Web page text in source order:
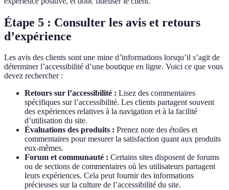
Étape 5 : Consulter les avis et retours
d’expérience
Les avis des clients sont une mine d’informations lorsqu’il s’agit de
déterminer l’accessibilité d’une boutique en ligne. Voici ce que vous
devez rechercher :
Retours sur l’accessibilité : Lisez des commentaires
spécifiques sur l’accessibilité. Les clients partagent souvent
des expériences relatives à la navigation et à la facilité
d’utilisation du site.
Évaluations des produits : Prenez note des étoiles et
commentaires pour mesurer la satisfaction quant aux produits
eux-mêmes.
Forum et communauté : Certains sites disposent de forums
ou de sections de commentaires où les utilisateurs partagent
leurs expériences. Cela peut fournir des informations
précieuses sur la culture de l’accessibilité du site.